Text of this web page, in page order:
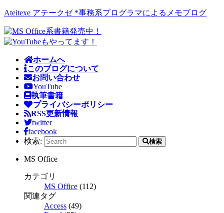
Ateitexe アテークゼ *事務系プログラマによるメモブログ
ホームへ
このブログについて
お問い合わせ
YouTube
執筆書籍
プライバシーポリシー
RSS更新情報
twitter
facebook
検索: 検索
MS Office
カテゴリ
MS Office (112)
関連タグ
Access (49)